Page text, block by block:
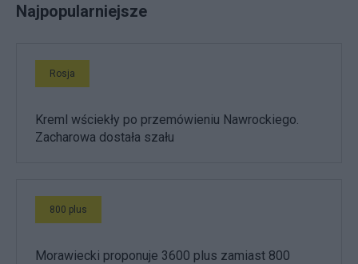
Najpopularniejsze
Rosja
Kreml wściekły po przemówieniu Nawrockiego.
Zacharowa dostała szału
800 plus
Morawiecki proponuje 3600 plus zamiast 800